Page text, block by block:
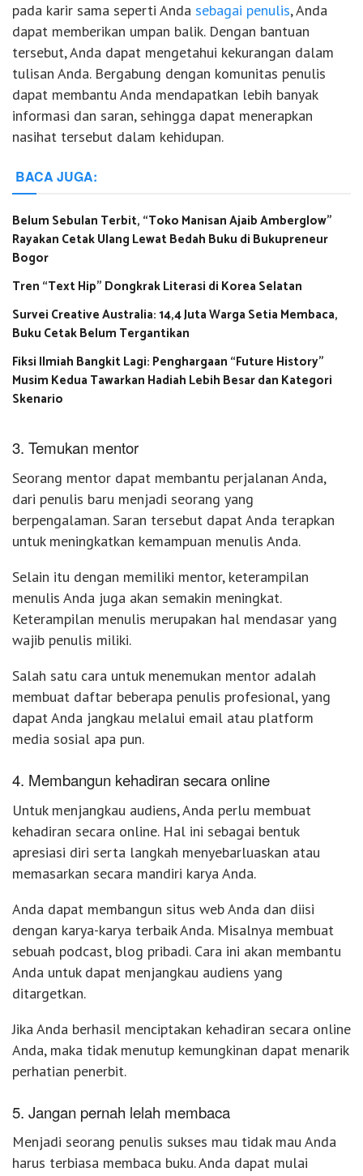
pada karir sama seperti Anda sebagai penulis, Anda
dapat memberikan umpan balik. Dengan bantuan
tersebut, Anda dapat mengetahui kekurangan dalam
tulisan Anda. Bergabung dengan komunitas penulis
dapat membantu Anda mendapatkan lebih banyak
informasi dan saran, sehingga dapat menerapkan
nasihat tersebut dalam kehidupan.
BACA JUGA:
Belum Sebulan Terbit, “Toko Manisan Ajaib Amberglow”
Rayakan Cetak Ulang Lewat Bedah Buku di Bukupreneur
Bogor
Tren “Text Hip” Dongkrak Literasi di Korea Selatan
Survei Creative Australia: 14,4 Juta Warga Setia Membaca,
Buku Cetak Belum Tergantikan
Fiksi Ilmiah Bangkit Lagi: Penghargaan “Future History”
Musim Kedua Tawarkan Hadiah Lebih Besar dan Kategori
Skenario
3. Temukan mentor
Seorang mentor dapat membantu perjalanan Anda,
dari penulis baru menjadi seorang yang
berpengalaman. Saran tersebut dapat Anda terapkan
untuk meningkatkan kemampuan menulis Anda.
Selain itu dengan memiliki mentor, keterampilan
menulis Anda juga akan semakin meningkat.
Keterampilan menulis merupakan hal mendasar yang
wajib penulis miliki.
Salah satu cara untuk menemukan mentor adalah
membuat daftar beberapa penulis profesional, yang
dapat Anda jangkau melalui email atau platform
media sosial apa pun.
4. Membangun kehadiran secara online
Untuk menjangkau audiens, Anda perlu membuat
kehadiran secara online. Hal ini sebagai bentuk
apresiasi diri serta langkah menyebarluaskan atau
memasarkan secara mandiri karya Anda.
Anda dapat membangun situs web Anda dan diisi
dengan karya-karya terbaik Anda. Misalnya membuat
sebuah podcast, blog pribadi. Cara ini akan membantu
Anda untuk dapat menjangkau audiens yang
ditargetkan.
Jika Anda berhasil menciptakan kehadiran secara online
Anda, maka tidak menutup kemungkinan dapat menarik
perhatian penerbit.
5. Jangan pernah lelah membaca
Menjadi seorang penulis sukses mau tidak mau Anda
harus terbiasa membaca buku. Anda dapat mulai